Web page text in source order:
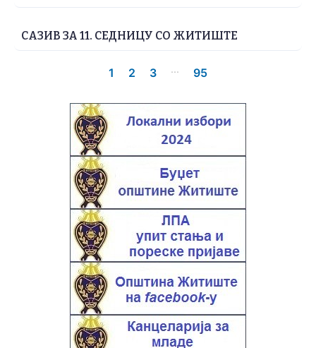
САЗИВ ЗА 11. СЕДНИЦУ СО ЖИТИШТЕ
1 2 3 ... 95